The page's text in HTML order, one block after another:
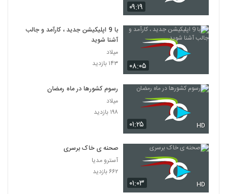
۰۹:۱۹
۰۸:۰۵
با 9 اپلیکیشن جدید ، کارآمد و جالب
آشنا شوید
میلاد
۱۴۳ بازدید
۰۱:۲۵ HD
رسوم کشورها در ماه رمضان
میلاد
۱۹۸ بازدید
۰۱:۰۳ HD
صحنه ی خاک برسری
آسترو مدیا
۶۶۲ بازدید